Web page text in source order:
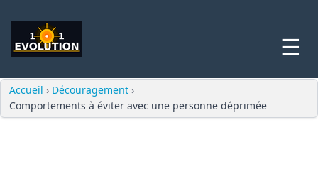
☰
Accueil › Découragement ›
Comportements à éviter avec une personne déprimée